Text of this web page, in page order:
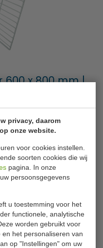
privacy, daarom
onze website.
voor cookies instellen.
soorten cookies die wij
pagina. In onze
persoonsgegevens
u toestemming voor het
functionele, analytische
worden gebruikt voor
het personaliseren van
op "Instellingen" om uw
600 x 800 mm |
voorraad (2 - 3